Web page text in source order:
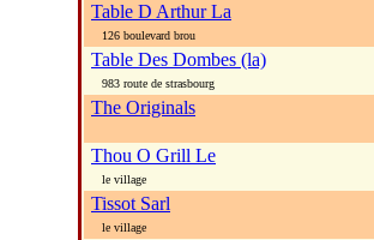
Table D Arthur La
126 boulevard brou
Table Des Dombes (la)
983 route de strasbourg
The Originals
Thou O Grill Le
le village
Tissot Sarl
le village